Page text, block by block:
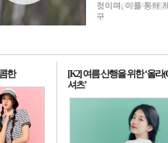
1번 배너1번 배너
것이며, 이를 통해
구
1번 배너
한
[K2] 여름 산행을 위한 ‘올라
셔츠’